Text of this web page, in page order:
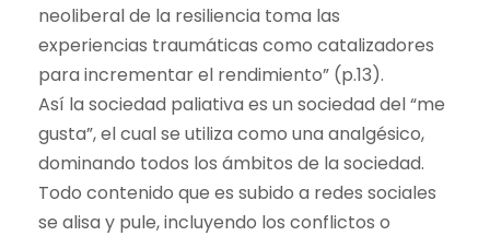
neoliberal de la resiliencia toma las
experiencias traumáticas como catalizadores
para incrementar el rendimiento” (p.13).
Así la sociedad paliativa es un sociedad del “me
gusta”, el cual se utiliza como una analgésico,
dominando todos los ámbitos de la sociedad.
Todo contenido que es subido a redes sociales
se alisa y pule, incluyendo los conflictos o